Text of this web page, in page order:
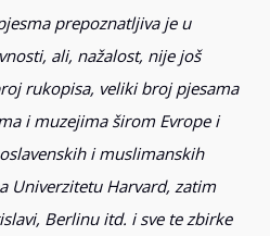
prepoznatljiva je u
ali, nažalost, nije još
rukopisa, veliki broj pjesama
i muzejima širom Evrope i
i muslimanskih
Univerzitetu Harvard, zatim
Berlinu itd. i sve te zbirke